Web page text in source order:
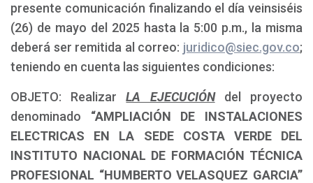
presente comunicación finalizando el día veinsiséis
(26) de mayo del 2025 hasta la 5:00 p.m., la misma
deberá ser remitida al correo: juridico@siec.gov.co;
teniendo en cuenta las siguientes condiciones:
OBJETO: RealizarLA EJECUCIÓN
del proyecto
denominado “AMPLIACIÓN DE INSTALACIONES
ELECTRICAS EN LA SEDE COSTA VERDE DEL
INSTITUTO NACIONAL DE FORMACIÓN TÉCNICA
PROFESIONAL “HUMBERTO VELASQUEZ GARCIA”